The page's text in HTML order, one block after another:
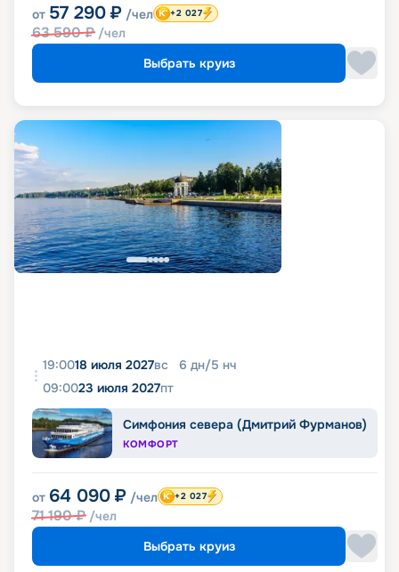
от 57 290 ₽ /чел
63 590₽ /чел
+2 027
Выбрать круиз
19:0018 июля 2027вс 6 дн/5 нч
09:0023 июля 2027пт
Симфония севера (Дмитрий Фурманов)
КОМФОРТ
от 64 090 ₽ /чел
71 190₽ /чел
+2 027
Выбрать круиз